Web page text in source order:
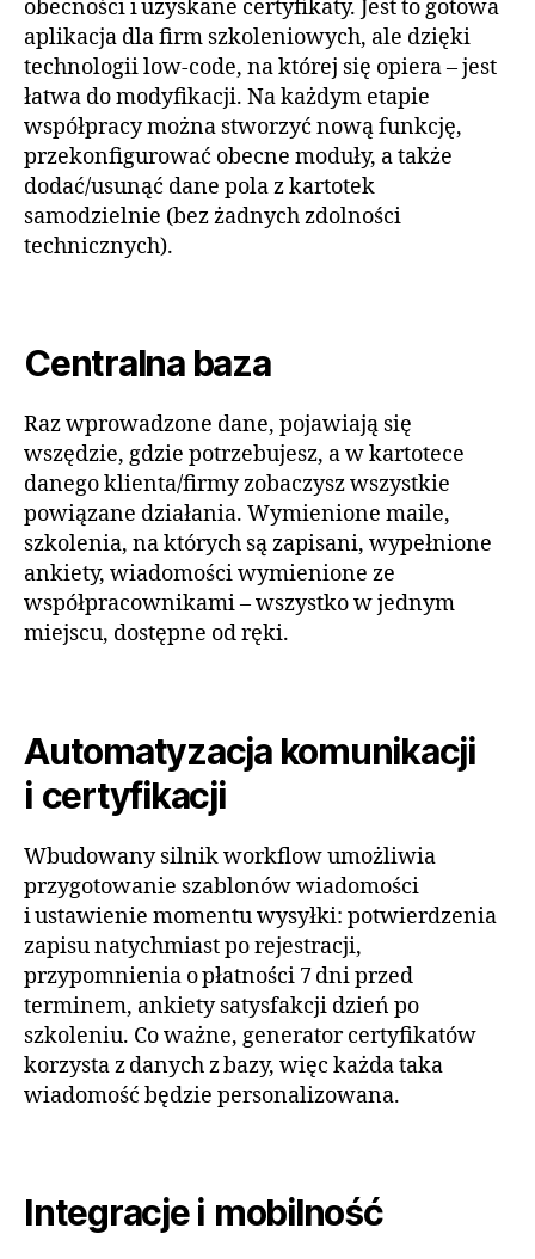
obecności i uzyskane certyfikaty. Jest to gotowa
aplikacja dla firm szkoleniowych, ale dzięki
technologii low-code, na której się opiera – jest
łatwa do modyfikacji. Na każdym etapie
współpracy można stworzyć nową funkcję,
przekonfigurować obecne moduły, a także
dodać/usunąć dane pola z kartotek
samodzielnie (bez żadnych zdolności
technicznych).
Centralna baza
Raz wprowadzone dane, pojawiają się
wszędzie, gdzie potrzebujesz, a w kartotece
danego klienta/firmy zobaczysz wszystkie
powiązane działania. Wymienione maile,
szkolenia, na których są zapisani, wypełnione
ankiety, wiadomości wymienione ze
współpracownikami – wszystko w jednym
miejscu, dostępne od ręki.
Automatyzacja komunikacji
i certyfikacji
Wbudowany silnik workflow umożliwia
przygotowanie szablonów wiadomości
i ustawienie momentu wysyłki: potwierdzenia
zapisu natychmiast po rejestracji,
przypomnienia o płatności 7 dni przed
terminem, ankiety satysfakcji dzień po
szkoleniu. Co ważne, generator certyfikatów
korzysta z danych z bazy, więc każda taka
wiadomość będzie personalizowana.
Integracje i mobilność